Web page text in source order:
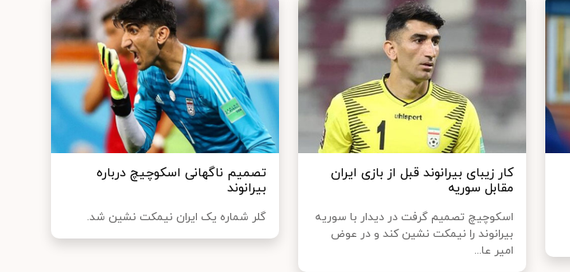
کار زیبای بیرانوند قبل از بازی ایران
مقابل سوریه
اسکوچیچ تصمیم گرفت در دیدار با سوریه
بیرانوند را نیمکت نشین کند و در عوض
امیر عا...
تصمیم ناگهانی اسکوچیچ درباره
بیرانوند
گلر شماره یک ایران نیمکت نشین شد.